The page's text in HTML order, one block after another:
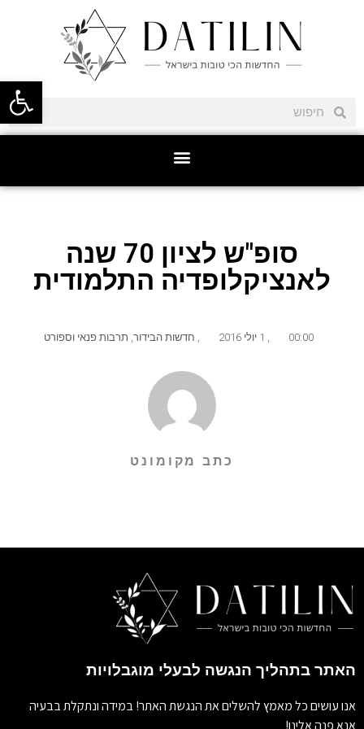
פתח
סופ"ש לציון 70 שנה
לאנציקלופדיה התלמודית
00:00
,
, חדשות הבידור, תרבות פנאי וספורט
כתב מקומונט
האתר בתהליך הנגשה לבעלי מוגבלויות
אנו עושים כל מאמץ להשלים את הנגשת האתר! במידה ונתקלת בבעיה
אנא פנה אלינו!